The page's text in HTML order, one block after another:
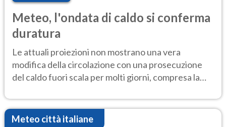
Meteo, l'ondata di caldo si conferma
duratura
Le attuali proiezioni non mostrano una vera
modifica della circolazione con una prosecuzione
del caldo fuori scala per molti giorni, compresa la
Meteo città italiane